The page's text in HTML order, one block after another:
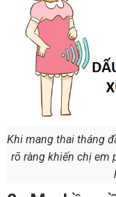
Khi mang thai tháng
rõ ràng khiến chị em